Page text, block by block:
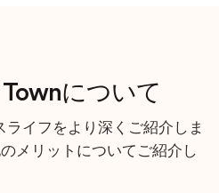
について
イフをより深くご紹介しま
メリットについてご紹介し